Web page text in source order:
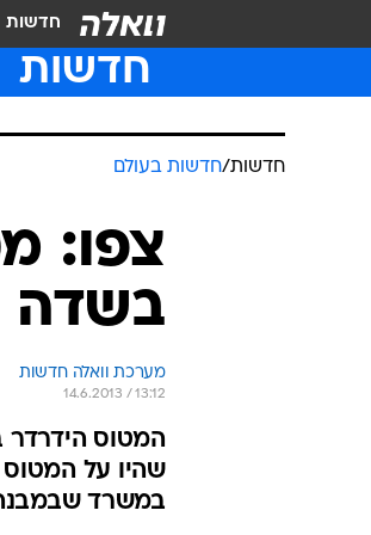
חדשות
חדשות
חדשות/חדשות בעולם
צפו:
בשדה
מערכת וואלה חדשות
14.6.2013 / 13:12
המטוס הידרדר
שהיו על
במשרד